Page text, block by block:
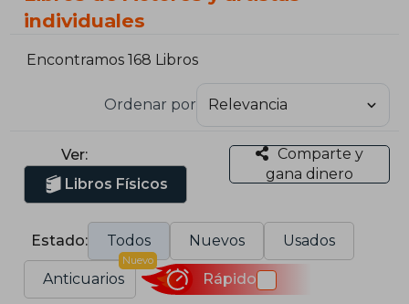
individuales
Encontramos 168 Libros
Ordenar por
Ver:
Libros Físicos
Comparte y
gana dinero
Estado: Todos Nuevos Usados
Anticuarios
Nuevo
Rápido